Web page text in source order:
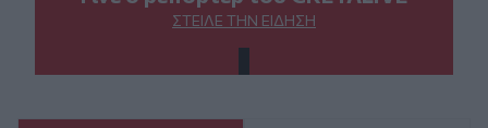
ΣΤΕΊΛΕ ΤΗΝ ΕΊΔΗΣΗ